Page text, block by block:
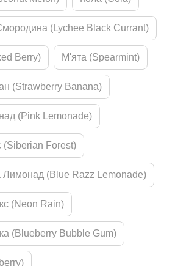
(Lychee Black Currant)
Berry) М'ята (Spearmint)
(Strawberry Banana)
(Pink Lemonade)
(Siberian Forest)
(Blue Razz Lemonade)
(Neon Rain)
(Blueberry Bubble Gum)